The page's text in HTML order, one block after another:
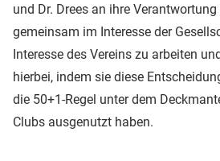
und Dr. Drees an ihre
gemeinsam im Interesse der
Interesse des Vereins zu arbeiten
hierbei, indem sie diese
die 50+1-Regel unter dem
Clubs ausgenutzt haben.